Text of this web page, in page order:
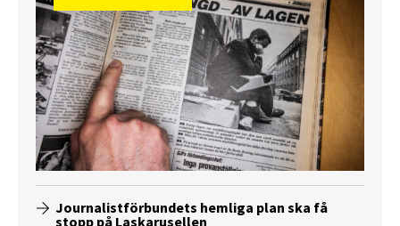
Journalistförbundets hemliga plan ska få
stopp på Laskarusellen